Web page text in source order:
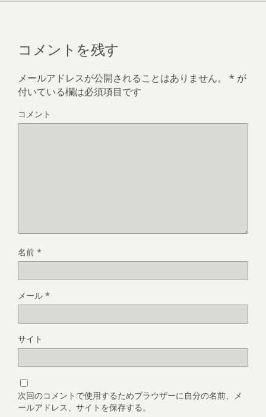
コメントを残す
メールアドレスが公開されることはありません。 * が
付いている欄は必須項目です
コメント
名前 *
メール *
サイト
次回のコメントで使用するためブラウザーに自分の名前、メ
ールアドレス、サイトを保存する。